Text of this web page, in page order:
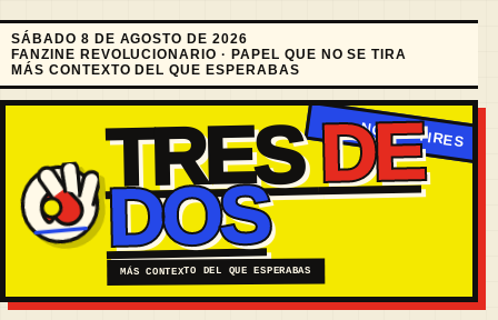
SÁBADO 8 DE AGOSTO DE 2026
FANZINE REVOLUCIONARIO · PAPEL QUE NO SE TIRA
MÁS CONTEXTO DEL QUE ESPERABAS
TRESDE
DOS
MÁS CONTEXTO DEL QUE ESPERABAS